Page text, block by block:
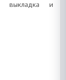
выкладка и